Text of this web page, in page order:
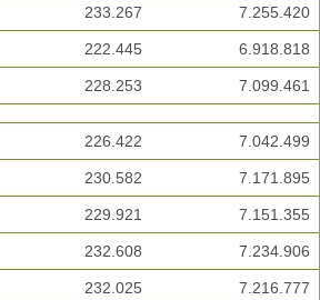
233.267 7.255.420
222.445 6.918.818
228.253 7.099.461
226.422 7.042.499
230.582 7.171.895
229.921 7.151.355
232.608 7.234.906
232.025 7.216.777